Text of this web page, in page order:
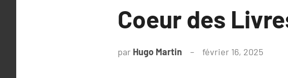
Coeur des
par Hugo Martin février 16, 2025